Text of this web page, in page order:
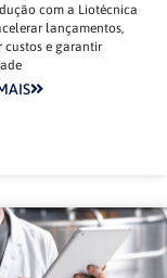
com a Liotécnica
lançamentos,
custos e garantir